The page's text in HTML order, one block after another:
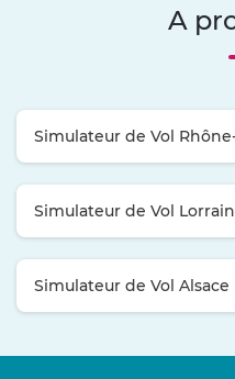
A
Simulateur de Vol
Simulateur de Vol
Simulateur de Vol Alsace